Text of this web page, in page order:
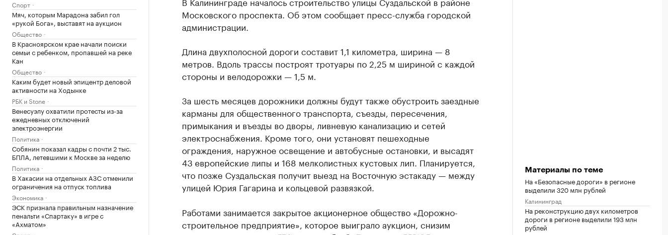
Спорт
Мяч, которым Марадона забил гол
«рукой Бога», выставят на аукцион
Общество
В Красноярском крае начали поиски
семьи с ребенком, пропавшей на реке
Кан
Общество
Каким будет новый эпицентр деловой
активности на Ходынке
РБК и Stone
Венесуэлу охватили протесты из-за
ежедневных отключений
электроэнергии
Политика
Собянин показал кадры с почти 2 тыс.
БПЛА, летевшими к Москве за неделю
Политика
В Хакасии на отдельных АЗС отменили
ограничения на отпуск топлива
Экономика
ЭСК признала правильным назначение
пенальти «Спартаку» в игре с
«Ахматом»
Московского проспекта. Об этом сообщает пресс-служба городской
администрации.
Длина двухполосной дороги составит 1,1 километра, ширина — 8
метров. Вдоль трассы построят тротуары по 2,25 м шириной с каждой
стороны и велодорожки — 1,5 м.
За шесть месяцев дорожники должны будут также обустроить заездные
карманы для общественного транспорта, съезды, пересечения,
примыкания и въезды во дворы, ливневую канализацию и сетей
электроснабжения. Кроме того, они установят пешеходные
ограждения, наружное освещение и автобусные остановки, и высадят
43 европейские липы и 168 мелколистных кустовых лип. Планируется,
что позже Суздальская получит выезд на Восточную эстакаду — между
улицей Юрия Гагарина и кольцевой развязкой.
Работами занимается закрытое акционерное общество «Дорожно-
строительное предприятие», которое выиграло аукцион, снизим
Материалы по теме
На «Безопасные дороги» в регионе
выделили 320 млн рублей
Калининград
На реконструкцию двух километров
дороги в регионе выделили 193 млн
рублей